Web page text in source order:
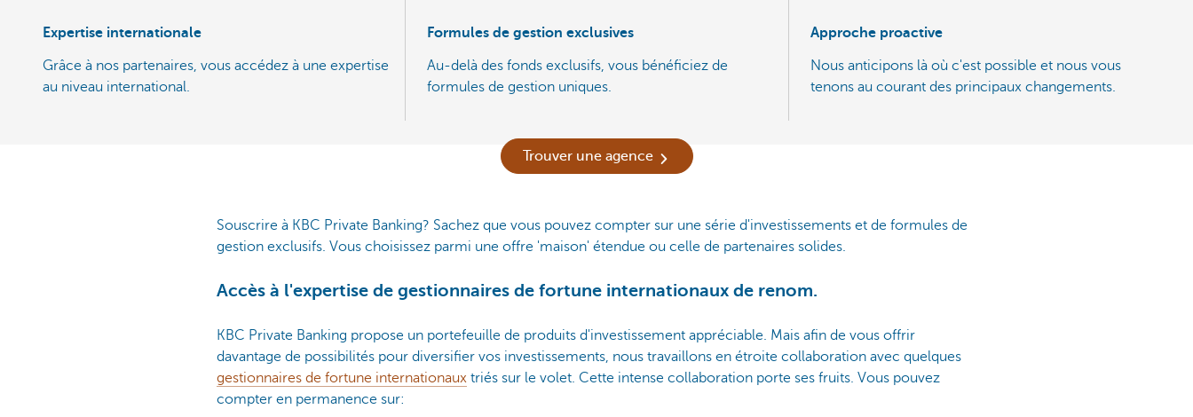
Expertise internationale
Grâce à nos partenaires, vous accédez à une expertise
au niveau international.
Formules de gestion exclusives
Au-delà des fonds exclusifs, vous bénéficiez de
formules de gestion uniques.
Approche proactive
Nous anticipons là où c'est possible et nous vous
tenons au courant des principaux changements.
Trouver une agence
Souscrire à KBC Private Banking? Sachez que vous pouvez compter sur une série d'investissements et de formules de
gestion exclusifs. Vous choisissez parmi une offre 'maison' étendue ou celle de partenaires solides.
Accès à l'expertise de gestionnaires de fortune internationaux de renom.
KBC Private Banking propose un portefeuille de produits d'investissement appréciable. Mais afin de vous offrir
davantage de possibilités pour diversifier vos investissements, nous travaillons en étroite collaboration avec quelques
gestionnaires de fortune internationaux triés sur le volet. Cette intense collaboration porte ses fruits. Vous pouvez
compter en permanence sur: